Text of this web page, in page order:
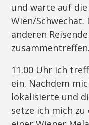
und warte auf
Wien/
anderen
zusammentreffen.
11.00 Uhr ich
ein. Nachdem
lokalisierte und
setze ich mich